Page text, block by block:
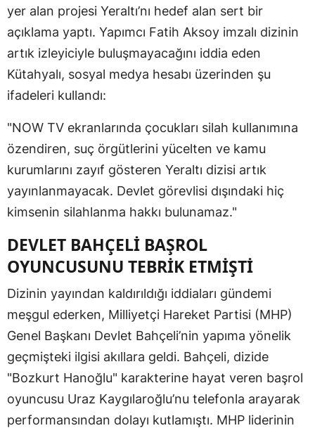
yer alan projesi Yeraltı’nı hedef alan sert bir
açıklama yaptı. Yapımcı Fatih Aksoy imzalı dizinin
artık izleyiciyle buluşmayacağını iddia eden
Kütahyalı, sosyal medya hesabı üzerinden şu
ifadeleri kullandı:
"NOW TV ekranlarında çocukları silah kullanımına
özendiren, suç örgütlerini yücelten ve kamu
kurumlarını zayıf gösteren Yeraltı dizisi artık
yayınlanmayacak. Devlet görevlisi dışındaki hiç
kimsenin silahlanma hakkı bulunamaz."
DEVLET BAHÇELİ BAŞROL
OYUNCUSUNU TEBRİK ETMİŞTİ
Dizinin yayından kaldırıldığı iddiaları gündemi
meşgul ederken, Milliyetçi Hareket Partisi (MHP)
Genel Başkanı Devlet Bahçeli’nin yapıma yönelik
geçmişteki ilgisi akıllara geldi. Bahçeli, dizide
"Bozkurt Hanoğlu" karakterine hayat veren başrol
oyuncusu Uraz Kaygılaroğlu’nu telefonla arayarak
performansından dolayı kutlamıştı. MHP liderinin